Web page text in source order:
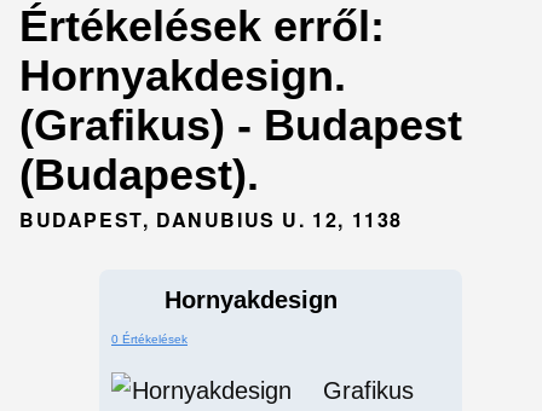
Értékelések erről:
Hornyakdesign.
(Grafikus) - Budapest
(Budapest).
BUDAPEST, DANUBIUS U. 12, 1138
Hornyakdesign
0 Értékelések
Grafikus